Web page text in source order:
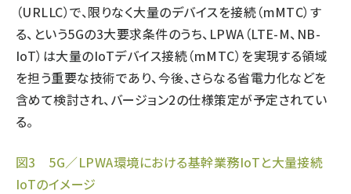
（URLLC）で、限りなく大量のデバイスを接続（mMTC）す
る、という5Gの3大要求条件のうち、LPWA（LTE-M、NB-
IoT）は大量のIoTデバイス接続（mMTC）を実現する領域
を担う重要な技術であり、今後、さらなる省電力化などを
含めて検討され、バージョン2の仕様策定が予定されてい
る。
図3 5G／LPWA環境における基幹業務IoTと大量接続
IoTのイメージ